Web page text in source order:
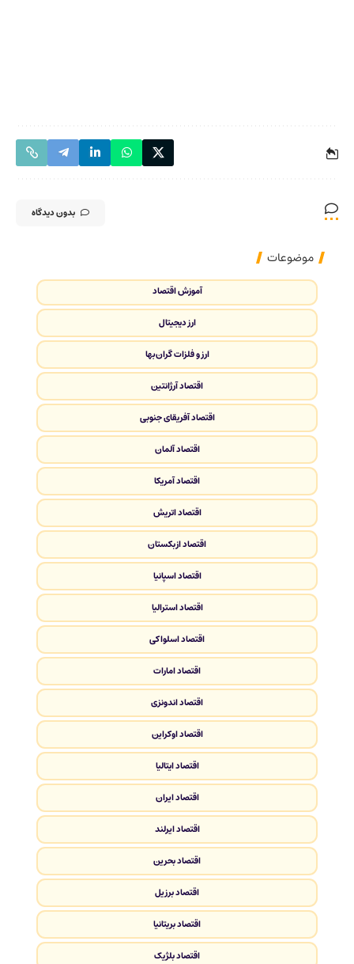
بدون دیدگاه
موضوعات
آموزش اقتصاد
ارز دیجیتال
ارز و فلزات گران‌بها
اقتصاد آرژانتین
اقتصاد آفریقای جنوبی
اقتصاد آلمان
اقتصاد آمریکا
اقتصاد اتریش
اقتصاد ازبکستان
اقتصاد اسپانیا
اقتصاد استرالیا
اقتصاد اسلواکی
اقتصاد امارات
اقتصاد اندونزی
اقتصاد اوکراین
اقتصاد ایتالیا
اقتصاد ایران
اقتصاد ایرلند
اقتصاد بحرین
اقتصاد برزیل
اقتصاد بریتانیا
اقتصاد بلژیک